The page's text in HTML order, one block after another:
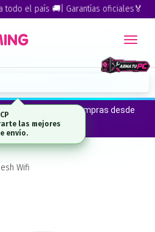
el país 🚚| Garantías oficiales🏅
· GBA ·La Plata en compras desde
Wifi